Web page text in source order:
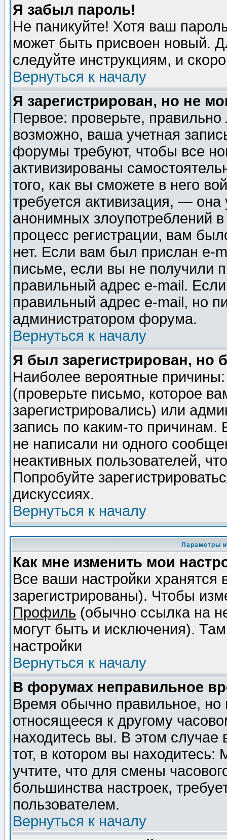
Я забыл пароль!
Не паникуйте! Хотя ваш
может быть присвоен новый.
следуйте инструкциям, и
Вернуться к началу
Я зарегистрирован, но не
Первое: проверьте,
возможно, ваша учетная
форумы требуют, чтобы все
активизированы
того, как вы сможете в него
требуется активизация, —
анонимных злоупотреблений
процесс регистрации, вам
нет. Если вам был прислан e-
письме, если вы не получили
правильный адрес e-mail.
правильный адрес e-mail, но
администратором форума.
Вернуться к началу
Я был зарегистрирован, но
Наиболее вероятные
(проверьте письмо, которое
зарегистрировались) или
запись по каким-то
не написали ни одного
неактивных пользователей,
Попробуйте
дискуссиях.
Вернуться к началу
Параметры
Как мне изменить мои
Все ваши настройки
зарегистрированы). Чтобы
Профиль (обычно ссылка на
могут быть и исключения).
настройки
Вернуться к началу
В форумах неправильное
Время обычно правильное,
относящееся к другому
находитесь вы. В этом
тот, в котором вы
учтите, что для смены
большинства настроек,
пользователем.
Вернуться к началу